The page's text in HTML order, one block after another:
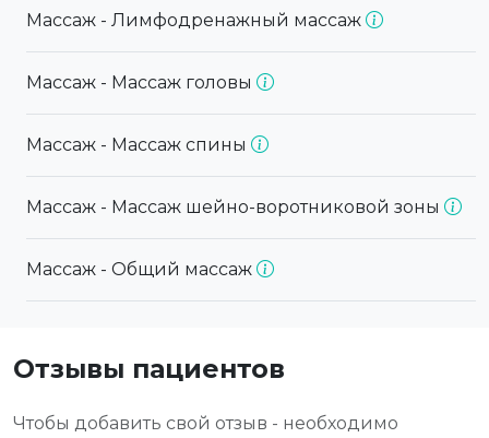
Массаж - Лимфодренажный массаж
Массаж - Массаж головы
Массаж - Массаж спины
Массаж - Массаж шейно-воротниковой зоны
Массаж - Общий массаж
Отзывы пациентов
Чтобы добавить свой отзыв - необходимо